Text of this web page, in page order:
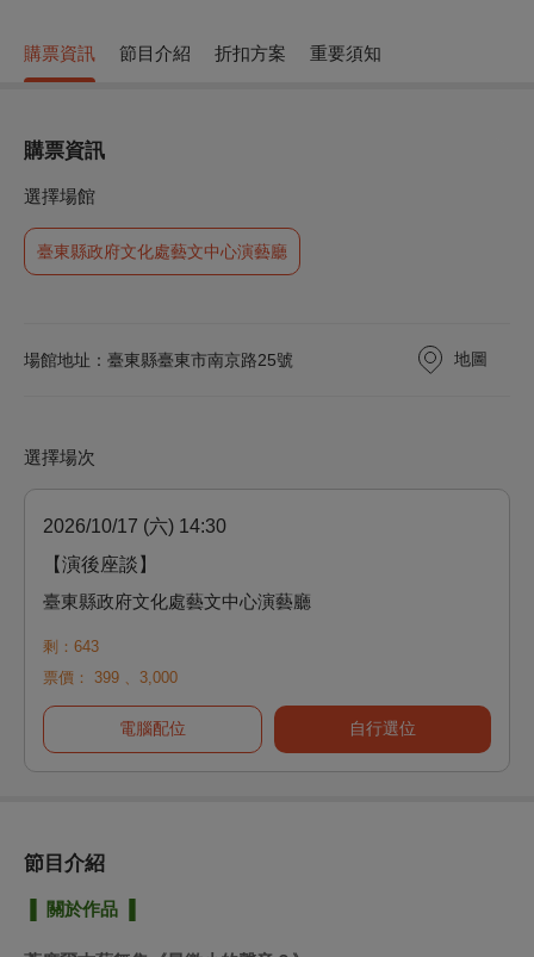
購票資訊 節目介紹 折扣方案 重要須知
購票資訊
選擇場館
臺東縣政府文化處藝文中心演藝廳
場館地址：臺東縣臺東市南京路25號 地圖
選擇場次
2026/10/17 (六) 14:30
【演後座談】
臺東縣政府文化處藝文中心演藝廳
剩：643
票價：
399 、 3,000
電腦配位 自行選位
節目介紹
▐ 關於作品 ▐